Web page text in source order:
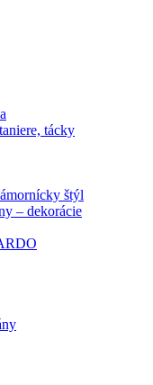
tácky
štýl
– dekorácie